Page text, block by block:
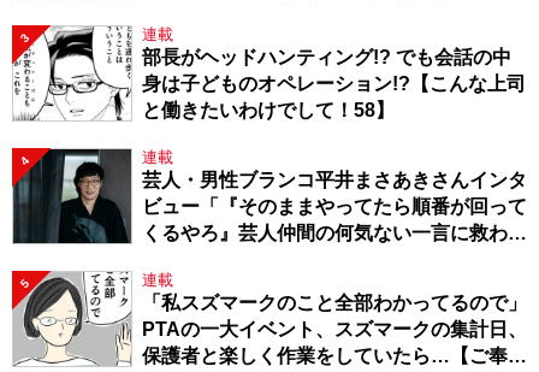
3 連載
部長がヘッドハンティング!? でも会話の中
身は子どものオペレーション!?【こんな上司
と働きたいわけでして！58】
4 連載
芸人・男性ブランコ平井まさあきさんインタ
ビュー「『そのままやってたら順番が回って
くるやろ』芸人仲間の何気ない一言に救われ
5 連載
「私スズマークのこと全部わかってるので」
PTAの一大イベント、スズマークの集計日、
保護者と楽しく作業をしていたら…【ご奉仕